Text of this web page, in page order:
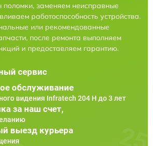
заменяем неисправные
работоспособность устройства.
или рекомендованные
после ремонта выполняем
и предоставляем гарантию.
сервис
обслуживание
видения Infratech 204 Н до 3 лет
за наш счет,
выезд курьера